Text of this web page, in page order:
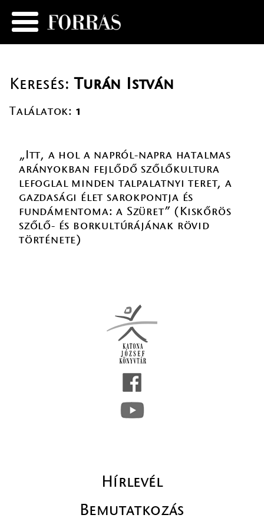
Keresés:Turán István
Találatok: 1
„Itt, a hol a napról-napra hatalmas
arányokban fejlődő szőlőkultura
lefoglal minden talpalatnyi teret, a
gazdasági élet sarokpontja és
fundámentoma: a Szüret” (Kiskőrös
szőlő- és borkultúrájának rövid
története)
Hírlevél
Bemutatkozás